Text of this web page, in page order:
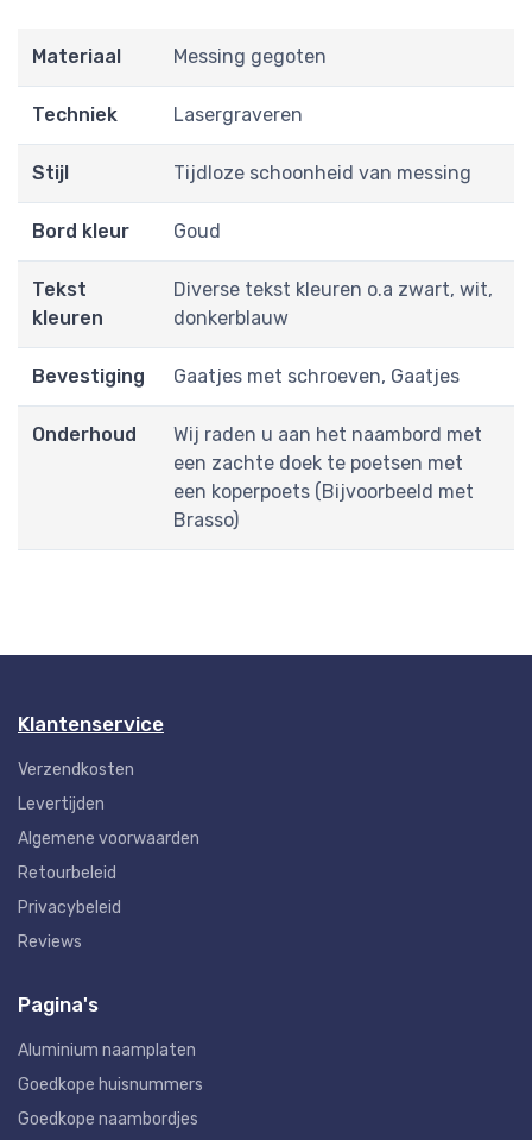
Materiaal Messing gegoten
Techniek Lasergraveren
Stijl Tijdloze schoonheid van messing
Bord kleur Goud
Tekst
kleuren
Diverse tekst kleuren o.a zwart, wit,
donkerblauw
Bevestiging Gaatjes met schroeven, Gaatjes
Onderhoud
Wij raden u aan het naambord met
een zachte doek te poetsen met
een koperpoets (Bijvoorbeeld met
Brasso)
Klantenservice
Verzendkosten
Levertijden
Algemene voorwaarden
Retourbeleid
Privacybeleid
Reviews
Pagina's
Aluminium naamplaten
Goedkope huisnummers
Goedkope naambordjes